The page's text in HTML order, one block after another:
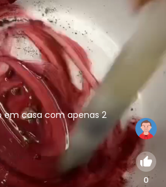
em casa com apenas 2
0